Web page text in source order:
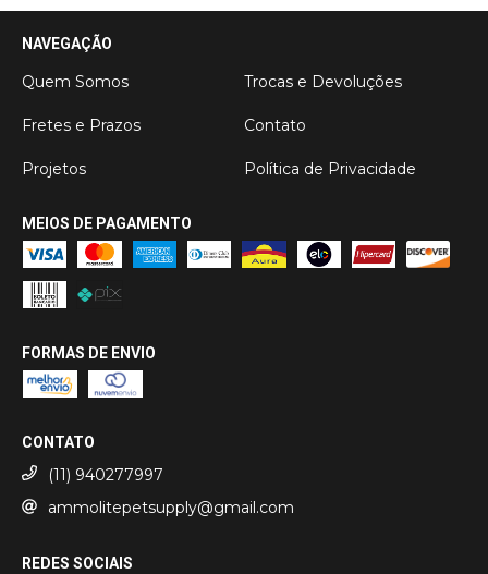
NAVEGAÇÃO
Quem Somos Trocas e Devoluções
Fretes e Prazos Contato
Projetos Política de Privacidade
MEIOS DE PAGAMENTO
FORMAS DE ENVIO
CONTATO
(11) 940277997
ammolitepetsupply@gmail.com
REDES SOCIAIS